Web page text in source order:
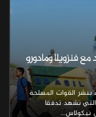
فنزويلا ومادورو
بنشر القوات المسلحة
تشهد تدفقا
نيكولاس…